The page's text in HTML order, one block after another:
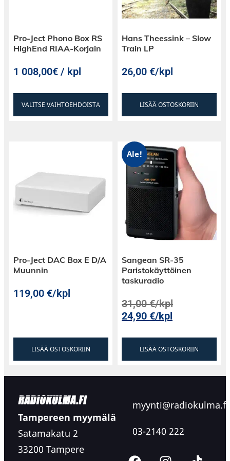
Pro-Ject Phono Box RS
HighEnd RIAA-Korjain
1 008,00€ / kpl
VALITSE VAIHTOEHDOISTA
Hans Theessink – Slow
Train LP
26,00€/kpl
LISÄÄ OSTOSKORIIN
Pro-Ject DAC Box E D/A
Muunnin
119,00€/kpl
LISÄÄ OSTOSKORIIN
Ale!
Sangean SR-35
Paristokäyttöinen
taskuradio
31,00€/kpl
24,90€/kpl
LISÄÄ OSTOSKORIIN
Tampereen myymälä
Satamakatu 2
33200 Tampere
myynti@radiokulma.fi
03-2140 222